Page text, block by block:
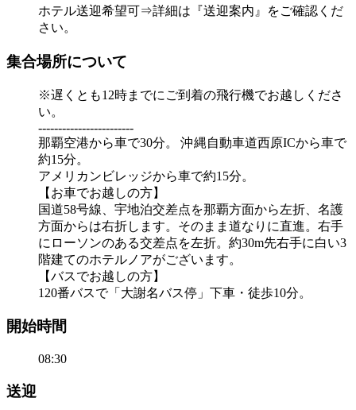
ホテル送迎希望可⇒詳細は『送迎案内』をご確認くだ
さい。
集合場所について
※遅くとも12時までにご到着の飛行機でお越しくださ
い。
------------------------
那覇空港から車で30分。 沖縄自動車道西原ICから車で
約15分。
アメリカンビレッジから車で約15分。
【お車でお越しの方】
国道58号線、宇地泊交差点を那覇方面から左折、名護
方面からは右折します。そのまま道なりに直進。右手
にローソンのある交差点を左折。約30m先右手に白い3
階建てのホテルノアがございます。
【バスでお越しの方】
120番バスで「大謝名バス停」下車・徒歩10分。
開始時間
08:30
送迎